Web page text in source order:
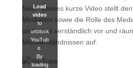
Nein? Dieses kurze Video stellt
Mediation sowie die Rolle des
und leicht verständlich vor und
Missverständnissen auf:
Load
video
to
unblock
YouTub
e.
By
loading